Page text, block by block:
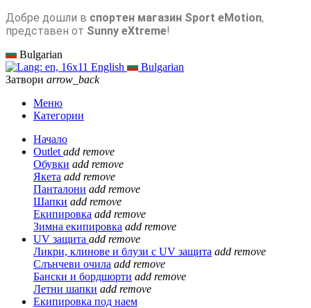
Добре дошли в спортен магазин Sport eMotion,
представен от Sunny eXtreme!
Bulgarian
English
Bulgarian
Затвори arrow_back
Меню
Категории
Начало
Outlet add remove
Обувки add remove
Якета add remove
Панталони add remove
Шапки add remove
Екипировка add remove
Зимна екипировка add remove
UV защита add remove
Ликри, клинове и блузи с UV защита add remove
Слънчеви очила add remove
Бански и бордшорти add remove
Летни шапки add remove
Екипировка под наем